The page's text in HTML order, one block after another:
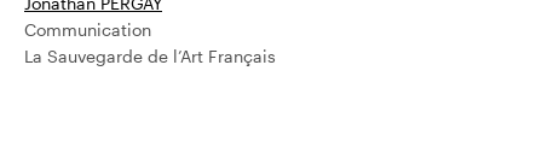
Communication
La Sauvegarde de l’Art Français